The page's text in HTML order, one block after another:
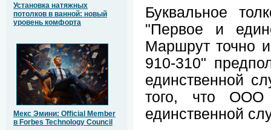
Установка натяжных
потолков в ванной: новый
уровень комфорта
Мекс Эмини: Official Member
в Forbes Technology Council
Буквальное
"Первое и
Маршрут точно и
910-310"
единственной
того, что ООО
единственной